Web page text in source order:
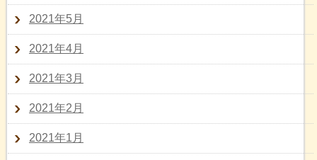
2021年5月
2021年4月
2021年3月
2021年2月
2021年1月